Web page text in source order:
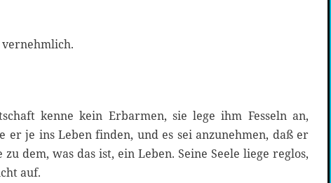
kenne kein Erbarmen, sie lege ihm Fesseln an,
er je ins Leben finden, und es sei anzunehmen, daß er
dem, was das ist, ein Leben. Seine Seele liege reglos,
auf.